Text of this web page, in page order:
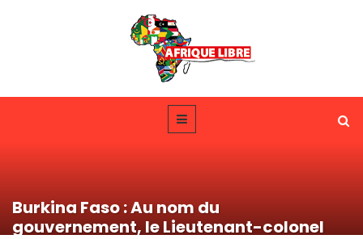
Burkina Faso : Au nom du
gouvernement, le Lieutenant-colonel